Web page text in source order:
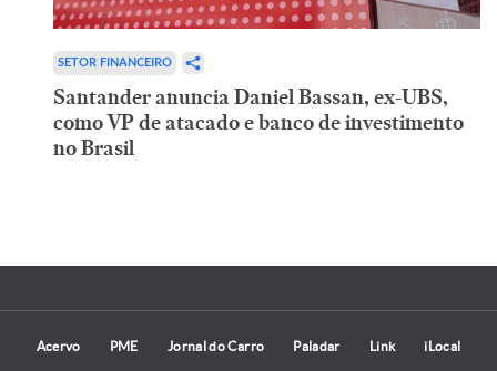
SETOR FINANCEIRO
Santander anuncia Daniel Bassan, ex-UBS,
como VP de atacado e banco de investimento
no Brasil
Acervo PME Jornal do Carro Paladar Link iLocal